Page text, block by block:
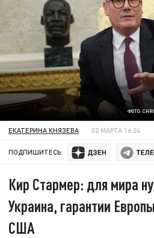
ФОТО:
ЕКАТЕРИНА КНЯЗЕВА 02 МАРТА 16:24
ПОДПИШИТЕСЬ:
Кир Стармер: для мира
Украина, гарантии
США